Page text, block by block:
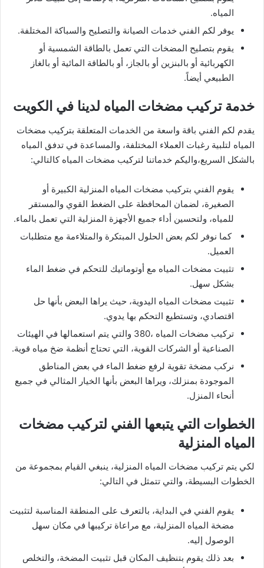
المياه.
يوفر لكم الفني خدمات الصيانة والتصليح والسباكة المختلفة.
يقوم بتصليح المضخات التي تعمل بالطاقة الشمسية أو
الكهربائية أو بالبنزين أو بالجاز، أو بالطاقة المائية أو بالغاز
الطبيعي أيضاً.
خدمة تركيب مضخات المياه لدينا في الكويت
يقدم لكم الفني باقة واسعة من الخدمات المتعلقة بتركيب مضخات
المياه لتلبية رغبات العملاء المختلفة، والمساعدة في تدفق المياه
بالشكل السريع،واليكم خدماتنا لتركيب مضخات المياه كالتالي:
يقوم الفني بتركيب مضخات المياه المنزلية الكبيرة أو
الصغيرة، لضمان المحافظة على الضغط القوي والمستقر
للمياه، ولتحسين أداء جميع الأجهزة المنزلية التي تعمل بالماء.
كما نوفر لكم بعض الحلول المبتكرة والمتلاءمة مع متطلبات
العميل.
تثبيت مضخات المياه مع أوتوماتيك للتحكم في ضغط الماء
بشكل سهل.
تثبيت مضخات المياه اليدوية، حيث يراها البعض بأنها حل
اقتصادي، وتستطيع التحكم بها يدوي.
تركيب مضخات المياه ،380 والتي يتم استعمالها في الهيئات
الصناعية أو الشركات القوية، التي تحتاج أنظمة ضخ مياه قوية.
نركب مضخة تقوية لرفع ضغط الماء في بعض المناطق
الموجودة بمنزلك، ويراها البعض بأنها الخيار المثالي في جميع
أنحاء المنزل.
الخطوات التي يتبعها الفني لتركيب مضخات
المياه المنزلية
لكي يتم تركيب مضخات المياه المنزلية، ينبغي القيام بمجموعة من
الخطوات البسيطة، والتي تتمثل في التالي:
يقوم الفني في البداية، بالتعرف على المنطقة المناسبة لتثبيت
مضخة المياه المنزلية، مع مراعاة تركيبها في مكان سهل
الوصول إليه.
بعد ذلك يقوم بتنظيف المكان قبل تثبيت المضخة، والتخلص